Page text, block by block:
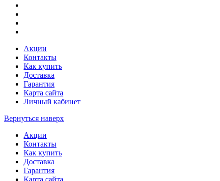
Акции
Контакты
Как купить
Доставка
Гарантия
Карта сайта
Личный кабинет
Вернуться наверх
Акции
Контакты
Как купить
Доставка
Гарантия
Карта сайта